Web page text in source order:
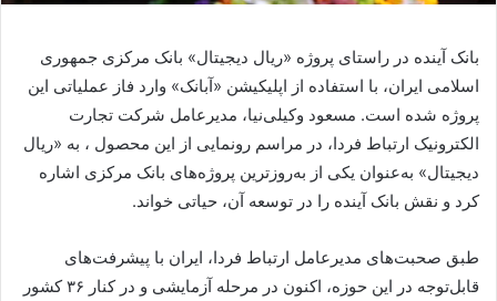
بانک آینده در راستای پروژه «ریال دیجیتال» بانک مرکزی جمهوری
اسلامی ایران، با استفاده از اپلیکیشن «آبانک» وارد فاز عملیاتی این
پروژه شده است. مسعود وکیلی‌نیا، مدیرعامل شرکت تجارت
الکترونیک ارتباط فردا، در مراسم رونمایی از این محصول ، به «ریال
دیجیتال» به‌عنوان یکی از به‌روزترین پروژه‌های بانک مرکزی اشاره
کرد و نقش بانک آینده را در توسعه آن، حیاتی خواند.
طبق صحبت‌های مدیرعامل ارتباط فردا، ایران با پیشرفت‌های
قابل‌توجه در این حوزه، اکنون در مرحله آزمایشی و در کنار ۳۶ کشور